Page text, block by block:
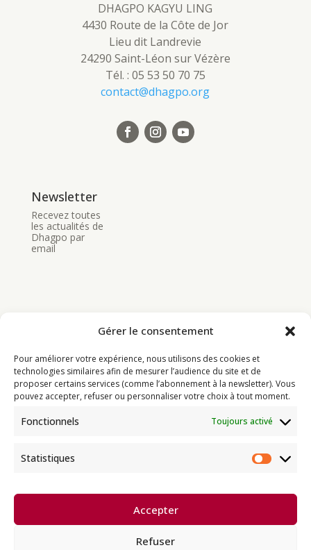
Gérer le consentement
Pour améliorer votre expérience, nous utilisons des cookies et
technologies similaires afin de mesurer l’audience du site et de
proposer certains services (comme l’abonnement à la newsletter). Vous
pouvez accepter, refuser ou personnaliser votre choix à tout moment.
Fonctionnels Toujours activé
Statistiques
Accepter
Refuser
DHAGPO KAGYU LING
4430 Route de la Côte de Jor
Lieu dit Landrevie
24290 Saint-Léon sur Vézère
Tél. : 05 53 50 70 75
contact@dhagpo.org
Newsletter
Recevez toutes
les actualités de
Dhagpo par
email
Programme
Actualités
Ressources
Infos pratiques
Dhagpo Kagyu Ling, sous la
direction spirituelle de Thayé
Dorjé, Sa Sainteté le XVII Gyalwa
lignée karma kagyü, est membre